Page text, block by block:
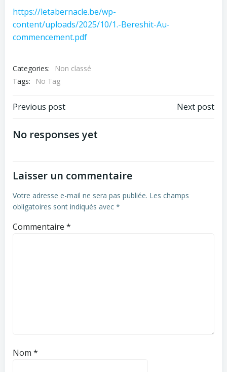
https://letabernacle.be/wp-
content/uploads/2025/10/1.-Bereshit-Au-
commencement.pdf
Categories:
Non classé
Tags:
No Tag
Post
navigation
Previous post Next post
No responses yet
Laisser un commentaire
Votre adresse e-mail ne sera pas publiée. Les champs
obligatoires sont indiqués avec *
Commentaire *
Nom *